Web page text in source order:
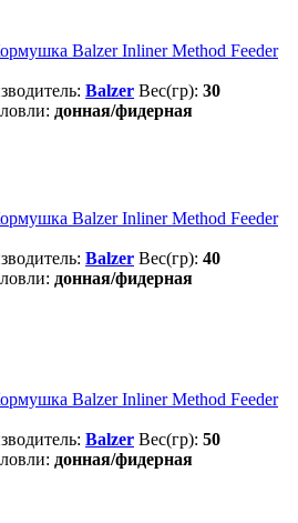
Balzer Inliner Method Feeder
Balzer Вес(гр): 30
донная/фидерная
Balzer Inliner Method Feeder
Balzer Вес(гр): 40
донная/фидерная
Balzer Inliner Method Feeder
Balzer Вес(гр): 50
донная/фидерная